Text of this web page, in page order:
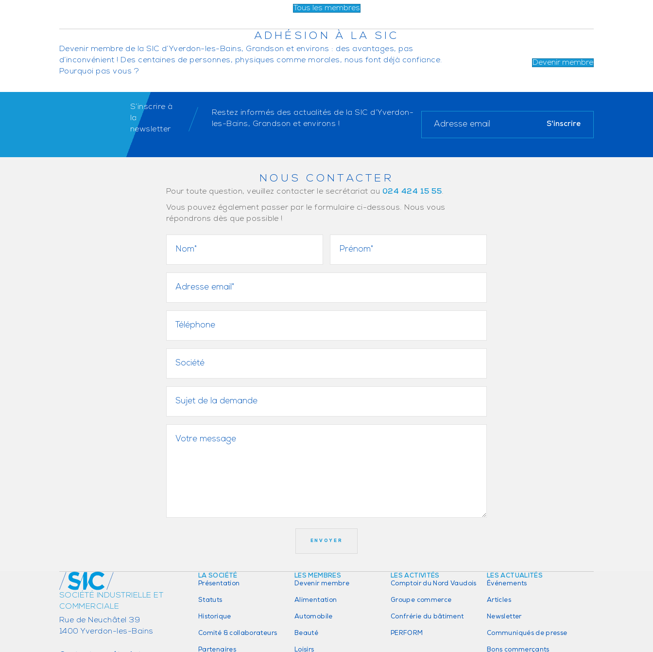
Tous les membres
ADHÉSION À LA SIC
Devenir membre de la SIC d’Yverdon-les-Bains, Grandson et environs : des avantages, pas
d’inconvénient ! Des centaines de personnes, physiques comme morales, nous font déjà confiance.
Pourquoi pas vous ?
Devenir membre
S’inscrire à
la
newsletter
Restez informés des actualités de la SIC d’Yverdon-
les-Bains, Grandson et environs !
NOUS CONTACTER
Pour toute question, veuillez contacter le secrétariat au 024 424 15 55.
Vous pouvez également passer par le formulaire ci-dessous. Nous vous
répondrons dès que possible !
SOCIÉTÉ INDUSTRIELLE ET
COMMERCIALE
Rue de Neuchâtel 39
1400 Yverdon-les-Bains
LA SOCIÉTÉ
Présentation
Statuts
Historique
Comité & collaborateurs
Partenaires
LES MEMBRES
Devenir membre
Alimentation
Automobile
Beauté
Loisirs
LES ACTIVITÉS
Comptoir du Nord Vaudois
Groupe commerce
Confrérie du bâtiment
PERFORM
LES ACTUALITÉS
Événements
Articles
Newsletter
Communiqués de presse
Bons commerçants